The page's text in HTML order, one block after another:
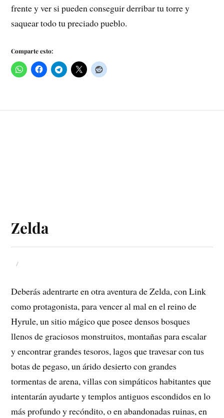
frente y ver si pueden conseguir derribar tu torre y
saquear todo tu preciado pueblo.
Comparte esto:
Zelda
Deberás adentrarte en otra aventura de Zelda, con Link
como protagonista, para vencer al mal en el reino de
Hyrule, un sitio mágico que posee densos bosques
llenos de graciosos monstruitos, montañas para escalar
y encontrar grandes tesoros, lagos que travesar con tus
botas de pegaso, un árido desierto con grandes
tormentas de arena, villas con simpáticos habitantes que
intentarán ayudarte y templos antiguos escondidos en lo
más profundo y recóndito, o en abandonadas ruinas, en